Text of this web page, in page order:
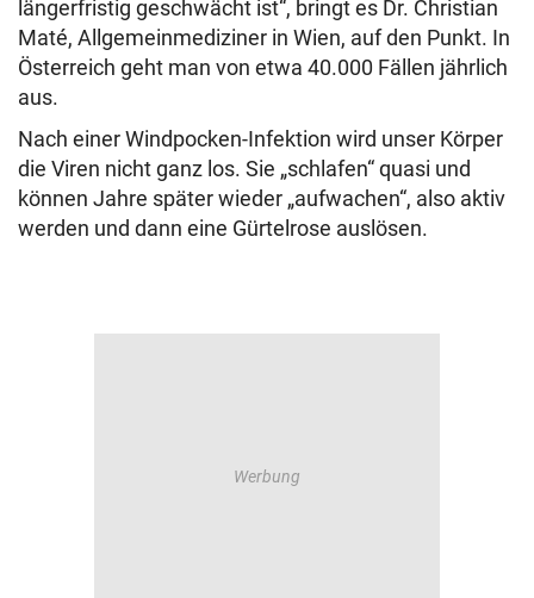
längerfristig geschwächt ist“, bringt es Dr. Christian
Maté, Allgemeinmediziner in Wien, auf den Punkt. In
Österreich geht man von etwa 40.000 Fällen jährlich
aus.
Nach einer Windpocken-Infektion wird unser Körper
die Viren nicht ganz los. Sie „schlafen“ quasi und
können Jahre später wieder „aufwachen“, also aktiv
werden und dann eine Gürtelrose auslösen.